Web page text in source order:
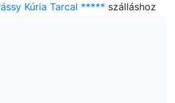
Kúria Tarcal ***** szálláshoz